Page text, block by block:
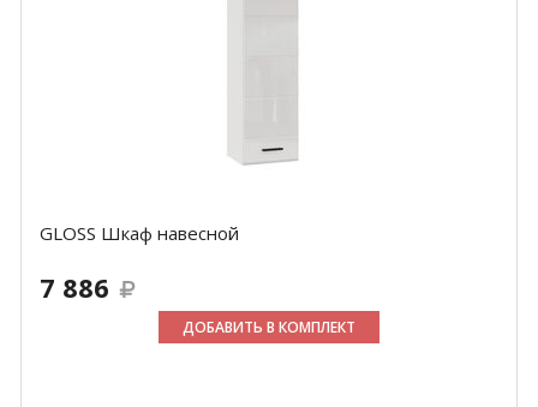
GLOSS Шкаф навесной
7 886
ДОБАВИТЬ В КОМПЛЕКТ